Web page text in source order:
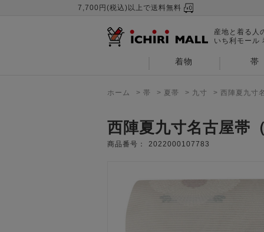
7,700円(税込)以上で送料無料
産地と着る人
いち利モール
着物 帯
ホーム > 帯 > 夏帯 > 九寸 > 西陣夏九寸
西陣夏九寸名古屋帯
商品番号： 2022000107783